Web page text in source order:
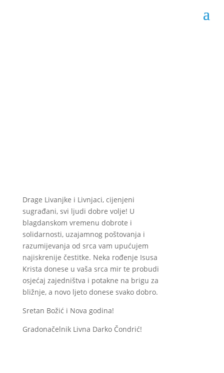
Drage Livanjke i Livnjaci, cijenjeni
sugrađani, svi ljudi dobre volje! U
blagdanskom vremenu dobrote i
solidarnosti, uzajamnog poštovanja i
razumijevanja od srca vam upućujem
najiskrenije čestitke. Neka rođenje Isusa
Krista donese u vaša srca mir te probudi
osjećaj zajedništva i potakne na brigu za
bližnje, a novo ljeto donese svako dobro.
Sretan Božić i Nova godina!
Gradonačelnik Livna Darko Čondrić!